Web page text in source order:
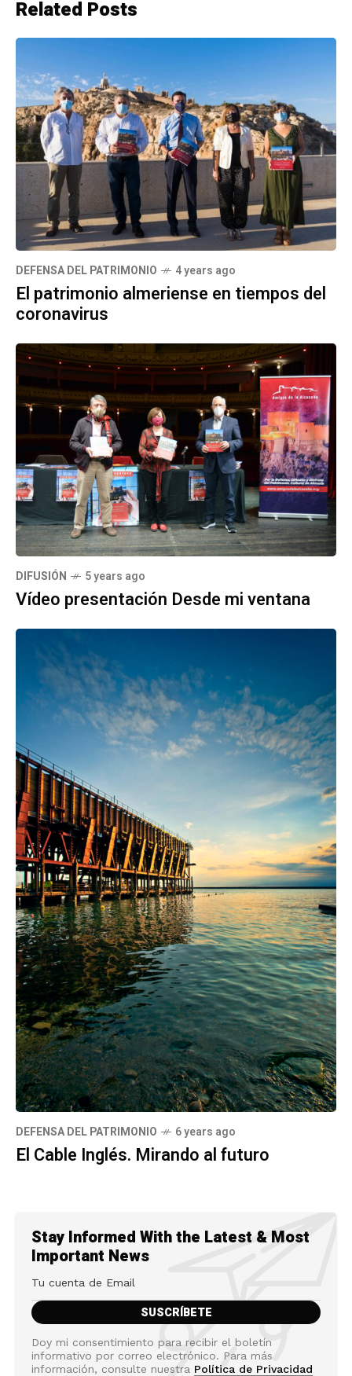
Related Posts
DEFENSA DEL PATRIMONIO 4 years ago
El patrimonio almeriense en tiempos del
coronavirus
DIFUSIÓN 5 years ago
Vídeo presentación Desde mi ventana
DEFENSA DEL PATRIMONIO 6 years ago
El Cable Inglés. Mirando al futuro
Stay Informed With the Latest & Most
Important News
Doy mi consentimiento para recibir el boletín
informativo por correo electrónico. Para más
información, consulte nuestra Política de Privacidad